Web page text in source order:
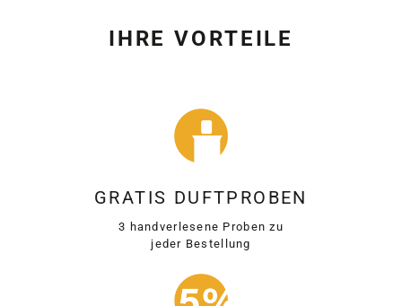
IHRE VORTEILE
GRATIS DUFTPROBEN
3 handverlesene Proben zu
jeder Bestellung